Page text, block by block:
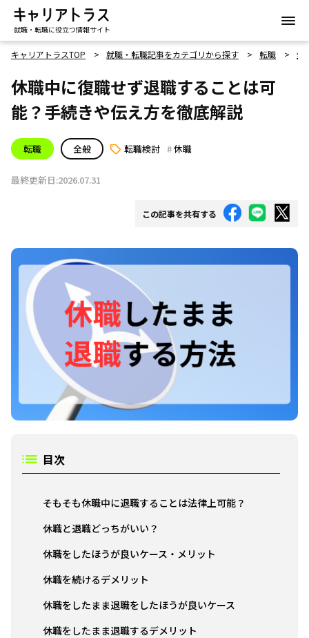
就職・転職に役立つ情報サイト
キャリアトラスTOP 就職・転職記事をカテゴリから探す 転職 全
休職中に復職せず退職することは可
能？手続きや伝え方を徹底解説
転職 全般 転職検討 休職
最終更新日:2026.07.31
この記事を共有する
目次
そもそも休職中に退職することは法律上可能？
休職と退職どっちがいい？
休職をしたほうが良いケース・メリット
休職を続けるデメリット
休職をしたまま退職をしたほうが良いケース
休職をしたまま退職するデメリット